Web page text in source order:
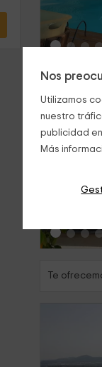
Nos
Utilizamos
nuestro
publicidad
Más
‹
Te